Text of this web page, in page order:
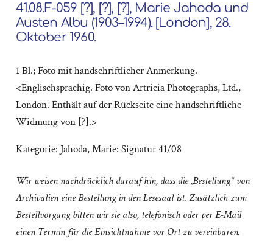
41.08.F-059 [?], [?], [?], Marie Jahoda und
Austen Albu (1903–1994). [London], 28.
Oktober 1960.
1 Bl.; Foto mit handschriftlicher Anmerkung.
<Englischsprachig. Foto von Artricia Photographs, Ltd.,
London. Enthält auf der Rückseite eine handschriftliche
Widmung von [?].>
Kategorie: Jahoda, Marie: Signatur 41/08
Wir weisen nachdrücklich darauf hin, dass die „Bestellung“ von
Archivalien eine Bestellung in den Lesesaal ist. Zusätzlich zum
Bestellvorgang bitten wir sie also, telefonisch oder per E-Mail
einen Termin für die Einsichtnahme vor Ort zu vereinbaren.